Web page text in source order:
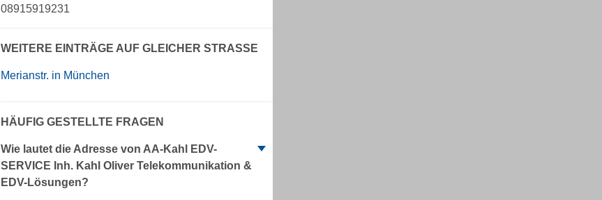
08915919231
WEITERE EINTRÄGE AUF GLEICHER STRASSE
Merianstr. in München
HÄUFIG GESTELLTE FRAGEN
Wie lautet die Adresse von AA-Kahl EDV-
SERVICE Inh. Kahl Oliver Telekommunikation &
EDV-Lösungen?